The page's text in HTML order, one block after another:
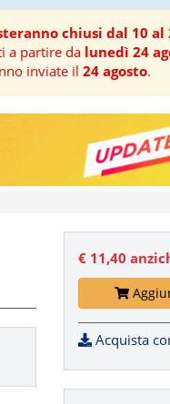
chiusi dal 10 al
a partire da lunedì 24
inviate il 24 agosto.
€ 11,40
Acquista